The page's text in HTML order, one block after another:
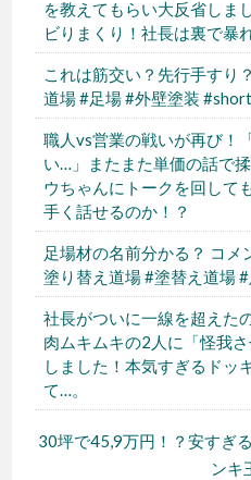
を教えてもらい大反省しま
ビりまくり！社長は裏で暴
これは筋交い？先行手すり
道場 #足場 #外壁塗装
職人vs営業の戦いが再び！
い…」またまた単価の話で
ウちゃんにトークを回して
手く話せるのか！？
足場材の名前分かる？ コメ
塗り替え道場 #塗替え道場
社長がついに一線を超えた
肉ムキムキの2人に「怪我
しました！本気すぎるドッ
て…。
30坪で45,9万円！？安すぎ
ンキ